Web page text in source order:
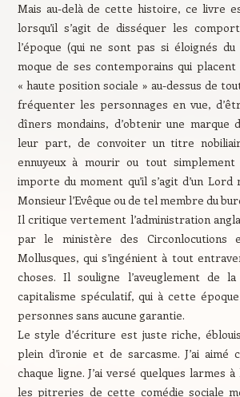
Mais au-delà de cette histoire, ce livre
lorsqu’il s’agit de disséquer les
l’époque (qui ne sont pas si éloignés du
moque de ses contemporains qui
« haute position sociale » au-dessus de
fréquenter les personnages en vue,
dîners mondains, d’obtenir une marque
leur part, de convoiter un titre
ennuyeux à mourir ou tout simplement
importe du moment qu’il s’agit d’un Lord
Monsieur l’Evêque ou de tel membre du
Il critique vertement l’administration
par le ministère des Circonlocutions
Mollusques, qui s’ingénient à tout
choses. Il souligne l’aveuglement de
capitalisme spéculatif, qui à cette
personnes sans aucune garantie.
Le style d’écriture est juste riche,
plein d’ironie et de sarcasme. J’ai aimé
chaque ligne. J’ai versé quelques larmes
les pitreries de cette comédie sociale